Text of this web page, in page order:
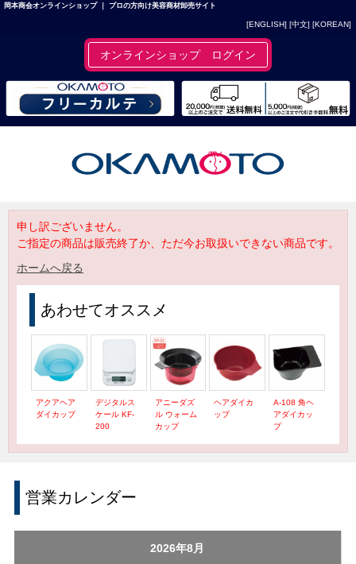
岡本商会オンラインショップ ｜ プロの方向け美容商材卸売サイト
[ENGLISH] [中文] [KOREAN]
オンラインショップ ログイン
申し訳ございません。
ご指定の商品は販売終了か、ただ今お取扱いできない商品です。
ホームへ戻る
あわせてオススメ
アクアヘア
ダイカップ
デジタルス
ケール KF-
200
アニーダズ
ル ウォーム
カップ
ヘアダイカ
ップ
A-108 角ヘ
アダイカッ
プ
営業カレンダー
2026年8月